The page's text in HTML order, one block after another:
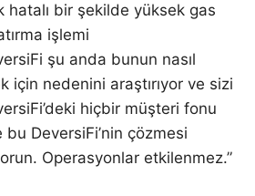
hatalı bir şekilde yüksek gas
işlemi
şu anda bunun nasıl
için nedenini araştırıyor ve sizi
hiçbir müşteri fonu
DeversiFi’nin çözmesi
Operasyonlar etkilenmez.”